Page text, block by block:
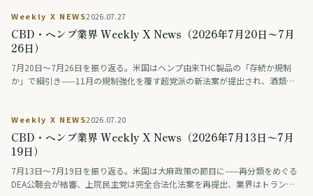
大麻・ヘンプ入り食品の広告を規制。日本では薬物をめぐる議論番組の後編
が話題になった。
Weekly X NEWS2026.07.27
CBD・ヘンプ業界 Weekly X News（2026年7月20日〜7月
26日）
7月20日〜7月26日を振り返る。米国はヘンプ由来THC製品の「存続か規制
か」で綱引き——11月の規制強化を覆す超党派の新法案が提出され、酒類業
究段階）。アジアではタイが、医療・健康目的に限り娯楽利用は認めない新
しい大麻規制法案を保健大臣に提出。日本では「大麻解禁は救いか破滅か」
を賛否の論者が議論する番組が話題となった。
Weekly X NEWS2026.07.20
CBD・ヘンプ業界 Weekly X News（2026年7月13日〜7月
19日）
7月13日〜7月19日を振り返る。米国は大麻政策の節目に——再分類をめぐる
DEA公聴会が結審、上院民主党は完全合法化法案を再提出、業界はトランプ